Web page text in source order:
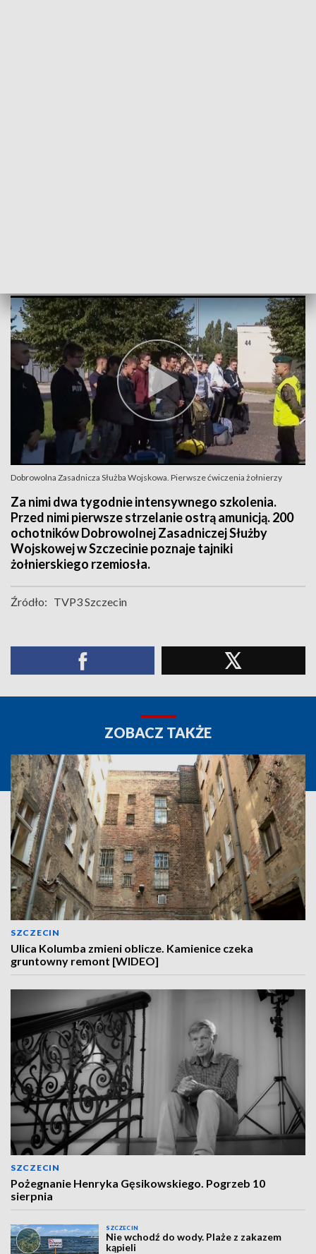
Dobrowolna Zasadnicza Służba Wojskowa. Pierwsze ćwiczenia żołnierzy
Za nimi dwa tygodnie intensywnego szkolenia.
Przed nimi pierwsze strzelanie ostrą amunicją. 200
ochotników Dobrowolnej Zasadniczej Służby
Wojskowej w Szczecinie poznaje tajniki
żołnierskiego rzemiosła.
Źródło: TVP3 Szczecin
ZOBACZ TAKŻE
SZCZECIN
Ulica Kolumba zmieni oblicze. Kamienice czeka
gruntowny remont [WIDEO]
SZCZECIN
Pożegnanie Henryka Gęsikowskiego. Pogrzeb 10
sierpnia
SZCZECIN
Nie wchodź do wody. Plaże z zakazem
kąpieli